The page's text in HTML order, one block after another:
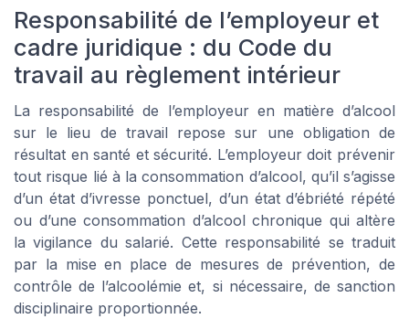
Responsabilité de l’employeur et
cadre juridique : du Code du
travail au règlement intérieur
La responsabilité de l’employeur en matière d’alcool
sur le lieu de travail repose sur une obligation de
résultat en santé et sécurité. L’employeur doit prévenir
tout risque lié à la consommation d’alcool, qu’il s’agisse
d’un état d’ivresse ponctuel, d’un état d’ébriété répété
ou d’une consommation d’alcool chronique qui altère
la vigilance du salarié. Cette responsabilité se traduit
par la mise en place de mesures de prévention, de
contrôle de l’alcoolémie et, si nécessaire, de sanction
disciplinaire proportionnée.